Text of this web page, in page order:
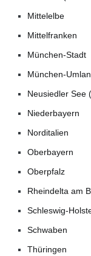
Mittelelbe
Mittelfranken
München-Stadt
München-
Neusiedler See
Niederbayern
Norditalien
Oberbayern
Oberpfalz
Rheindelta am
Schleswig-
Schwaben
Thüringen